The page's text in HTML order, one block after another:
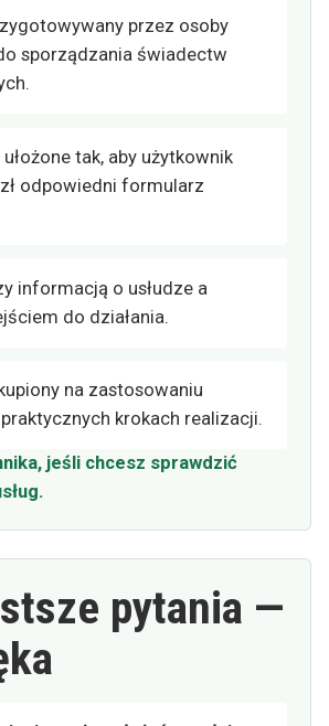
przez osoby
sporządzania świadectw
tak, aby użytkownik
odpowiedni formularz
informacją o usłudze a
do działania.
na zastosowaniu
krokach realizacji.
jeśli chcesz sprawdzić
pytania —